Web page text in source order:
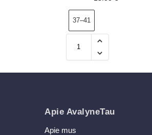
37–41
Apie AvalyneTau
Apie mus